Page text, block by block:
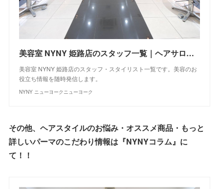
美容室 NYNY 姫路店のスタッフ一覧｜ヘアサロン・美容院｜ニューヨークニューヨーク
美容室 NYNY 姫路店のスタッフ・スタイリスト一覧です。美容のお
役立ち情報を随時発信します。
NYNY ニューヨークニューヨーク
その他、ヘアスタイルのお悩み・オススメ商品・もっと
詳しいパーマのこだわり情報は『NYNYコラム』に
て！！